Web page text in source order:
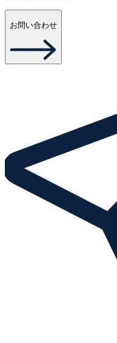
お問い合わせ